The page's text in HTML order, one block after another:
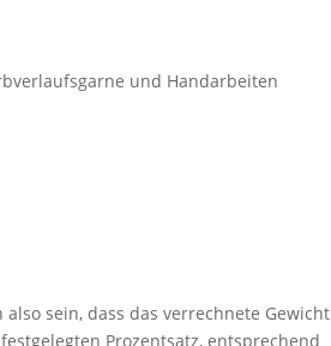
und Handarbeiten
sein, dass das verrechnete Gewicht
Prozentsatz, entsprechend